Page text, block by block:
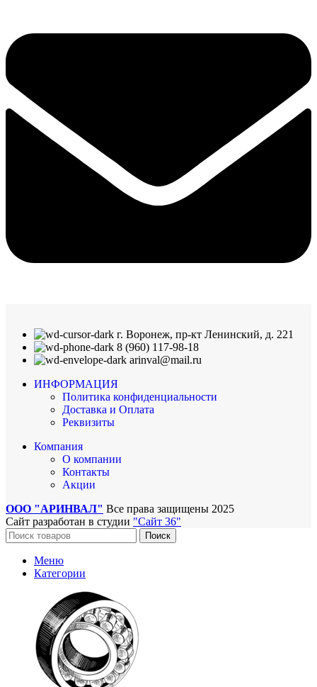
г. Воронеж, пр-кт Ленинский, д. 221
8 (960) 117-98-18
arinval@mail.ru
ИНФОРМАЦИЯ
Политика конфиденциальности
Доставка и Оплата
Реквизиты
Компания
О компании
Контакты
Акции
ООО "АРИНВАЛ" Все права защищены 2025
Сайт разработан в студии "Сайт 36"
Поиск
Меню
Категории